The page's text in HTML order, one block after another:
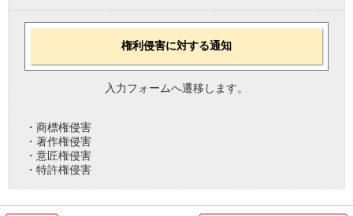
権利侵害に対する通知
入力フォームへ遷移します。
・商標権侵害
・著作権侵害
・意匠権侵害
・特許権侵害